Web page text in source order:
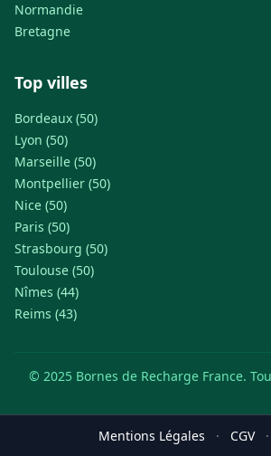
Normandie
Bretagne
Top villes
Bordeaux (50)
Lyon (50)
Marseille (50)
Montpellier (50)
Nice (50)
Paris (50)
Strasbourg (50)
Toulouse (50)
Nîmes (44)
Reims (43)
© 2025 Bornes de Recharge France.
Mentions Légales · CGV ·